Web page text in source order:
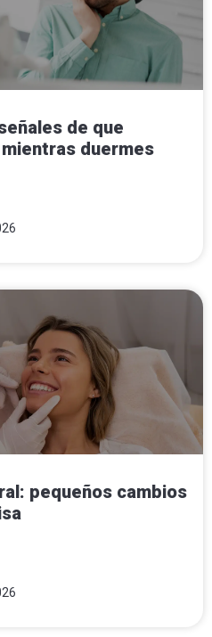
de que
duermes
pequeños cambios